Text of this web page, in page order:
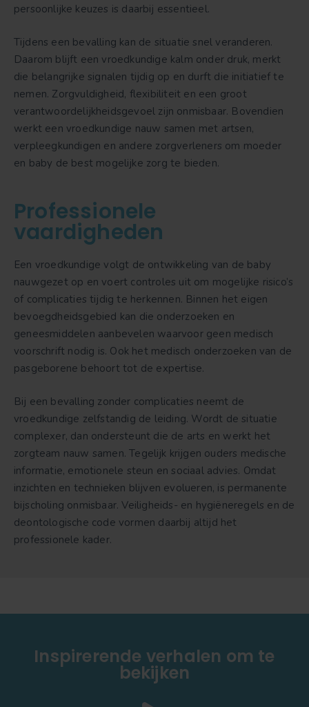
persoonlijke keuzes is daarbij essentieel.
Tijdens een bevalling kan de situatie snel veranderen.
Daarom blijft een vroedkundige kalm onder druk, merkt
die belangrijke signalen tijdig op en durft die initiatief te
nemen. Zorgvuldigheid, flexibiliteit en een groot
verantwoordelijkheidsgevoel zijn onmisbaar. Bovendien
werkt een vroedkundige nauw samen met artsen,
verpleegkundigen en andere zorgverleners om moeder
en baby de best mogelijke zorg te bieden.
Professionele
vaardigheden
Een vroedkundige volgt de ontwikkeling van de baby
nauwgezet op en voert controles uit om mogelijke risico’s
of complicaties tijdig te herkennen. Binnen het eigen
bevoegdheidsgebied kan die onderzoeken en
geneesmiddelen aanbevelen waarvoor geen medisch
voorschrift nodig is. Ook het medisch onderzoeken van de
pasgeborene behoort tot de expertise.
Bij een bevalling zonder complicaties neemt de
vroedkundige zelfstandig de leiding. Wordt de situatie
complexer, dan ondersteunt die de arts en werkt het
zorgteam nauw samen. Tegelijk krijgen ouders medische
informatie, emotionele steun en sociaal advies. Omdat
inzichten en technieken blijven evolueren, is permanente
bijscholing onmisbaar. Veiligheids- en hygiëneregels en de
deontologische code vormen daarbij altijd het
professionele kader.
Inspirerende verhalen om te
bekijken